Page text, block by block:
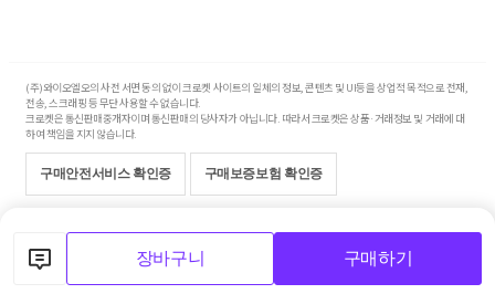
장바구니 구매하기
(주)와이오엘오의 사전 서면 동의 없이 크로켓 사이트의 일체의 정보, 콘텐츠 및 UI등을 상업적 목적으로 전재,
전송, 스크래핑 등 무단 사용할 수 없습니다.
크로켓은 통신판매중개자이며 통신판매의 당사자가 아닙니다. 따라서 크로켓은 상품·거래정보 및 거래에 대
하여 책임을 지지 않습니다.
구매안전서비스 확인증 구매보증보험 확인증